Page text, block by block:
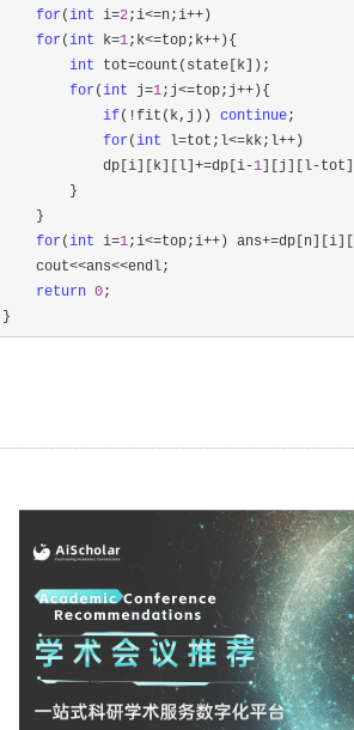
for (int i=2;i<=n;i++)
for (int k=1;k<=top;k++){
int tot=count(state[k]);
for (int j=1;j<=top;j++){
if(!fit(k,j)) continue;
for (int l=tot;l<=kk;l++)
            dp[i][k][l]
+=dp[i-1][j][l-
        }
    }
for (int i=1;i<=top;i++) ans+=
    cout
<<ans<<endl;
return 0;
}